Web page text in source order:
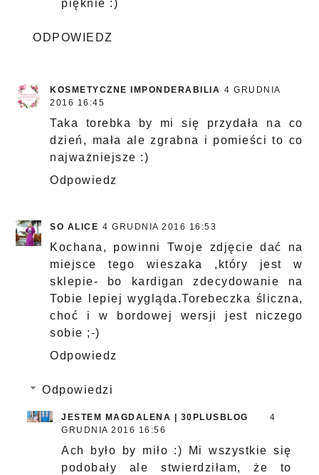
pięknie :)
ODPOWIEDZ
KOSMETYCZNE IMPONDERABILIA
4 GRUDNIA
2016 16:45
Taka torebka by mi się przydała na co
dzień, mała ale zgrabna i pomieści to co
najważniejsze :)
Odpowiedz
SO ALICE 4 GRUDNIA 2016 16:53
Kochana, powinni Twoje zdjęcie dać na
miejsce tego wieszaka ,który jest w
sklepie- bo kardigan zdecydowanie na
Tobie lepiej wygląda.Torebeczka śliczna,
choć i w bordowej wersji jest niczego
sobie ;-)
Odpowiedz
Odpowiedzi
JESTEM MAGDALENA | 30PLUSBLOG
4
GRUDNIA 2016 16:56
Ach było by miło :) Mi wszystkie się
podobały ale stwierdziłam, że to